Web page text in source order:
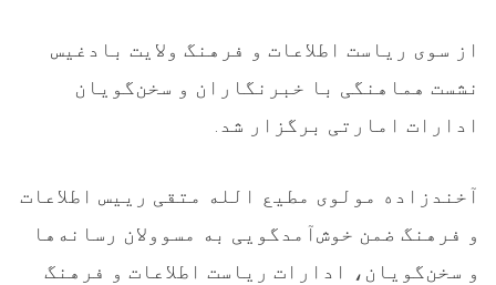
از سوی ریاست اطلاعات و فرهنگ ولایت بادغیس
نشست هماهنگی با خبرنگاران و سخن‌گویان
ادارات امارتی برگزار شد.
آخندزاده مولوی مطیع الله متقی رییس اطلاعات
و فرهنگ ضمن خوش‌آمدگویی به مسوولان رسانه‌ها
و سخن‌گویان، ادارات ریاست اطلاعات و فرهنگ